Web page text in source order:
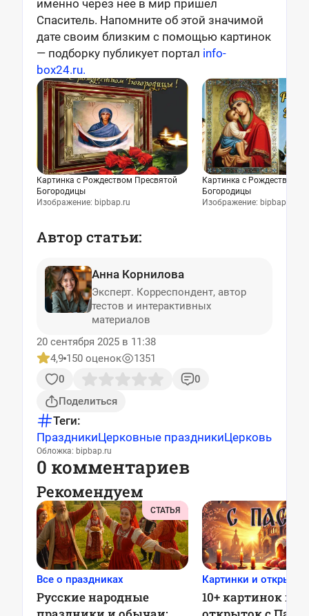
именно через нее в мир пришел
Спаситель. Напомните об этой значимой
дате своим близким с помощью картинок
— подборку публикует портал info-
box24.ru.
Картинка с Рождеством Пресвятой
Богородицы
Изображение: bipbap.ru
Картинка с Рождеством
Богородицы
Изображение: bipbap.ru
Автор статьи:
Анна Корнилова
Эксперт. Корреспондент, автор
тестов и интерактивных
материалов
20 сентября 2025 в 11:38
4,9 150 оценок
1351
0
0
Поделиться
Теги:
ПраздникиЦерковные праздникиЦерковь
Обложка: bipbap.ru
0 комментариев
Рекомендуем
СТАТЬЯ
Все о праздниках
Русские народные
Картинки и открытки
10+ картинок и